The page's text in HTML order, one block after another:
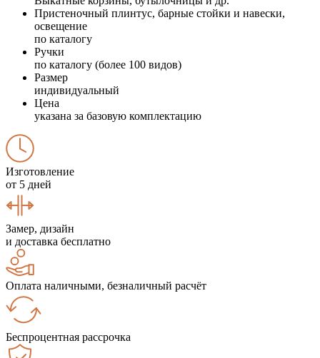
Пристеночный плинтус, барные стойки и навески,
освещение
по каталогу
Ручки
по каталогу (более 100 видов)
Размер
индивидуальный
Цена
указана за базовую комплектацию
Изготовление
от 5 дней
Замер, дизайн
и доставка бесплатно
Оплата наличными, безналичный расчёт
Беспроцентная рассрочка